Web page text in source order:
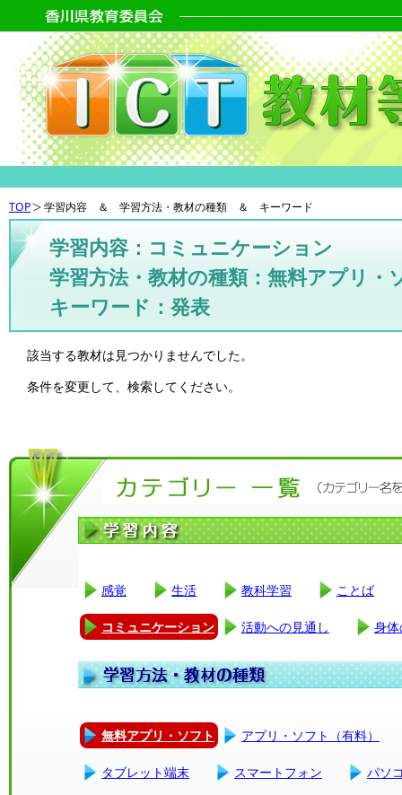
TOP 学習内容 ＆ 学習方法・教材の種類 ＆ キーワード
学習内容：コミュニケーション
学習方法・教材の種類：無料アプリ・
キーワード：発表
該当する教材は見つかりませんでした。
条件を変更して、検索してください。
感覚 生活 教科学習 ことば
コミュニケーション 活動への見通し 身
無料アプリ・ソフト アプリ・ソフト（有料）
タブレット端末 スマートフォン パソ